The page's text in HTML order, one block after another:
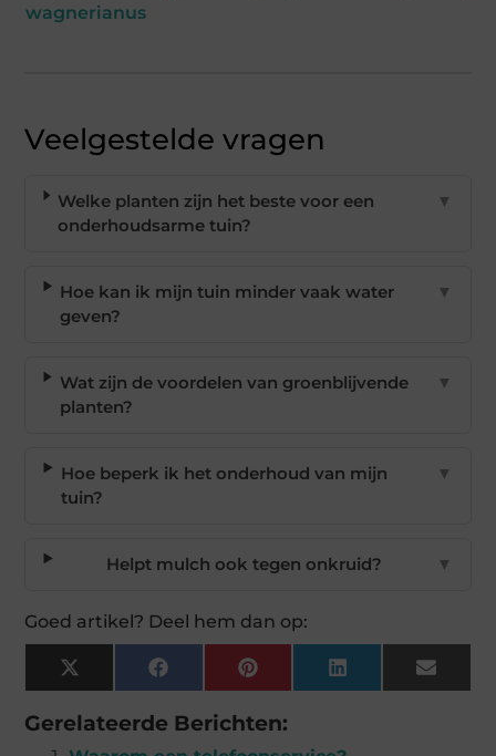
wagnerianus
Veelgestelde vragen
Welke planten zijn het beste voor een
onderhoudsarme tuin?
▼
Hoe kan ik mijn tuin minder vaak water
geven?
▼
Wat zijn de voordelen van groenblijvende
planten?
▼
Hoe beperk ik het onderhoud van mijn
tuin?
▼
Helpt mulch ook tegen onkruid? ▼
Goed artikel? Deel hem dan op:
X
(Twitter)
FacebookPinterest LinkedIn Email
Gerelateerde Berichten: